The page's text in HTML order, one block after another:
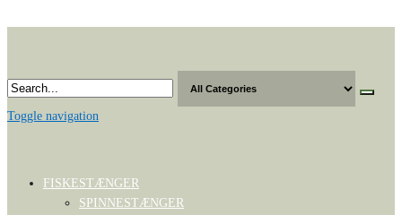
content
Toggle navigation
FISKESTÆNGER
SPINNESTÆNGER